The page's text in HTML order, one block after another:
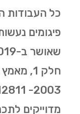
כל העבודות
פיגומים
חלק 1,
מדוייקים